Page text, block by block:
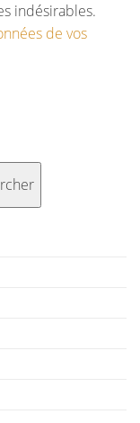
indésirables.
de vos